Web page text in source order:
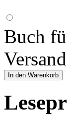
Buch
In den Warenkorb